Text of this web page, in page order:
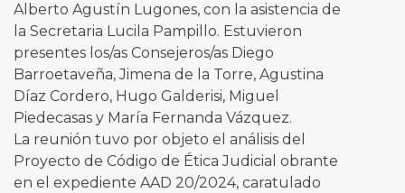
Alberto Agustín Lugones, con la asistencia de
la Secretaria Lucila Pampillo. Estuvieron
presentes los/as Consejeros/as Diego
Barroetaveña, Jimena de la Torre, Agustina
Díaz Cordero, Hugo Galderisi, Miguel
Piedecasas y María Fernanda Vázquez.
La reunión tuvo por objeto el análisis del
Proyecto de Código de Ética Judicial obrante
en el expediente AAD 20/2024, caratulado